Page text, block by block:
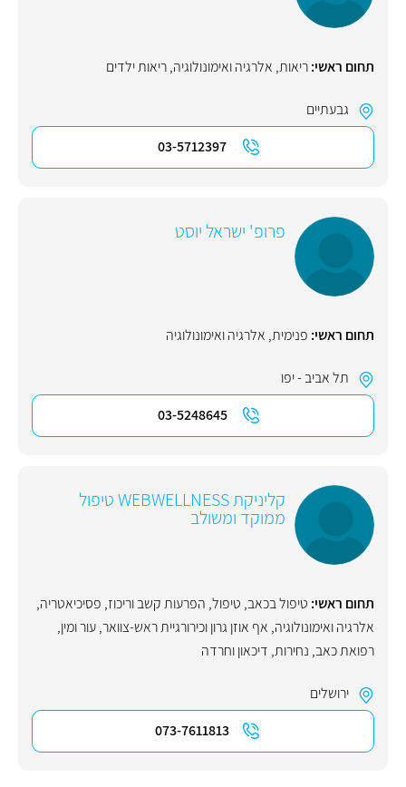
תחום ראשי:ריאות, אלרגיה ואימונולוגיה,ריאות ילדים
גבעתיים
03-5712397
פרופ' ישראל יוסט
תחום ראשי: פנימית, אלרגיה ואימונולוגיה
תל אביב - יפו
03-5248645
קליניקת WEBWELLNESS טיפול
ממוקד ומשולב
תחום ראשי: טיפול בכאב, טיפול, הפרעות קשב וריכוז, פסיכיאטריה,
אלרגיה ואימונולוגיה, אף אוזן גרון וכירורגיית ראש-צוואר,עור ומין,
רפואת כאב, נחירות, דיכאון וחרדה
ירושלים
073-7611813